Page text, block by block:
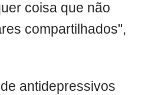
coisa que não
compartilhados",
antidepressivos